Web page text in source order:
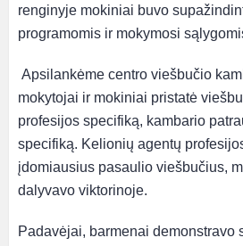
renginyje mokiniai buvo
programomis ir mokymosi
Apsilankėme centro viešbučio
mokytojai ir mokiniai pristatė
profesijos specifiką, kambario
specifiką. Kelionių agentų
įdomiausius pasaulio viešbučius,
dalyvavo viktorinoje.
Padavėjai, barmenai demonstravo